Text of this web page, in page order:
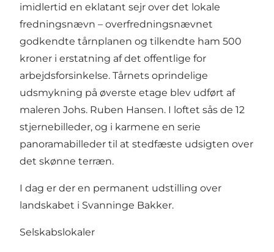
imidlertid en eklatant sejr over det lokale
fredningsnævn – overfredningsnævnet
godkendte tårnplanen og tilkendte ham 500
kroner i erstatning af det offentlige for
arbejdsforsinkelse. Tårnets oprindelige
udsmykning på øverste etage blev udført af
maleren Johs. Ruben Hansen. I loftet sås de 12
stjernebilleder, og i karmene en serie
panoramabilleder til at stedfæste udsigten over
det skønne terræn.
I dag er der en permanent udstilling over
landskabet i Svanninge Bakker.
Selskabslokaler